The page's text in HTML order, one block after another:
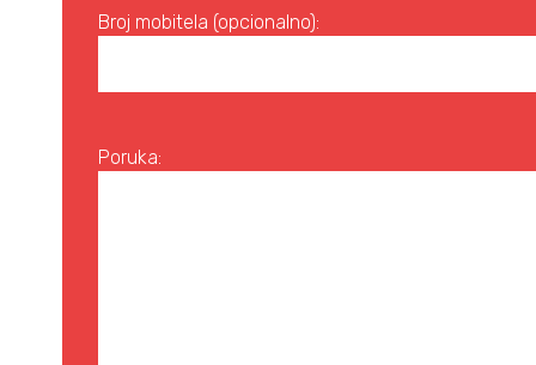
Broj mobitela (opcionalno):
Poruka: